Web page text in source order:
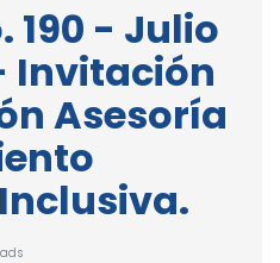
190 - Julio
Invitación
Asesoría